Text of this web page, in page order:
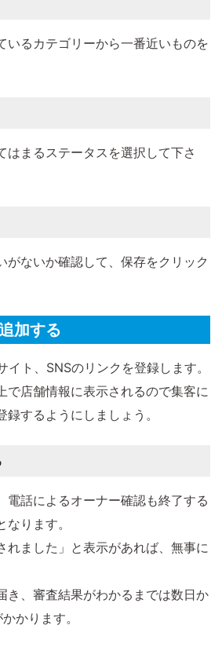
いるカテゴリーから一番近いものを
はまるステータスを選択して下さ
がないか確認して、保存をクリック
加する
ト、SNSのリンクを登録します。
で店舗情報に表示されるので集客に
録するようにしましょう。
電話によるオーナー確認も終了する
ります。
れました」と表示があれば、無事に
き、審査結果がわかるまでは数日か
かります。